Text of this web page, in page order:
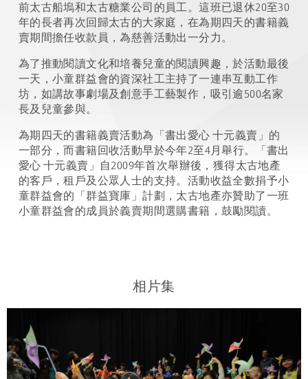
前太古船塢和太古糖業公司的員工。這班已退休20至30
年的長者再次回歸太古的大家庭，在為期四天的書籍義
賣期間擔任收款員，為慈善活動出一分力。
為了推動閱讀文化和培養兒童的閱讀興趣，於活動最後
一天，小童群益會的資深社工主持了一連串互動工作
坊，如講故事劇場及創意手工藝製作，吸引逾500名家
長及兒童參與。
為期四天的書籍義賣活動為「書出愛心 十元義賣」的
一部分，而書籍回收活動早於今年2至4月舉行。「書出
愛心 十元義賣」自2009年首次舉辦後，獲得太古地產
的客戶，租戶及公眾人士的支持。活動收益全數捐予小
童群益會的「群益寶庫」計劃，太古地產亦贊助了一班
小童群益會的成員於義賣期間選購書籍，鼓勵閱讀。
相片集